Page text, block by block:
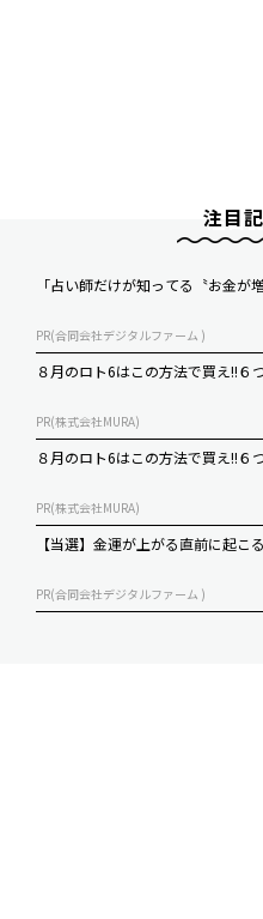
注目
「占い師だけが知ってる〝お金が
PR(合同会社デジタルファーム )
８月のロト6はこの方法で買え!!６
PR(株式会社MURA)
８月のロト6はこの方法で買え!!６
PR(株式会社MURA)
【当選】金運が上がる直前に起こ
PR(合同会社デジタルファーム )